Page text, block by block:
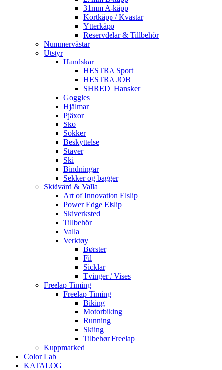
31mm A-käpp
Kortkäpp / Kvastar
Ytterkäpp
Reservdelar & Tillbehör
Nummervästar
Utstyr
Handskar
HESTRA Sport
HESTRA JOB
SHRED. Hansker
Goggles
Hjälmar
Pjäxor
Sko
Sokker
Beskyttelse
Staver
Ski
Bindningar
Sekker og bagger
Skidvård & Valla
Art of Innovation Elslip
Power Edge Elslip
Skiverksted
Tillbehör
Valla
Verktøy
Børster
Fil
Sicklar
Tvinger / Vises
Freelap Timing
Freelap Timing
Biking
Motorbiking
Running
Skiing
Tilbehør Freelap
Kuppmarked
Color Lab
KATALOG